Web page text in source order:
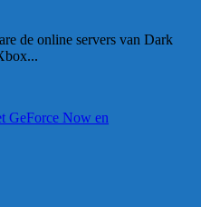
de online servers van Dark